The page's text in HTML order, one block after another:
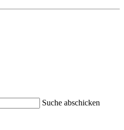
Suche abschicken